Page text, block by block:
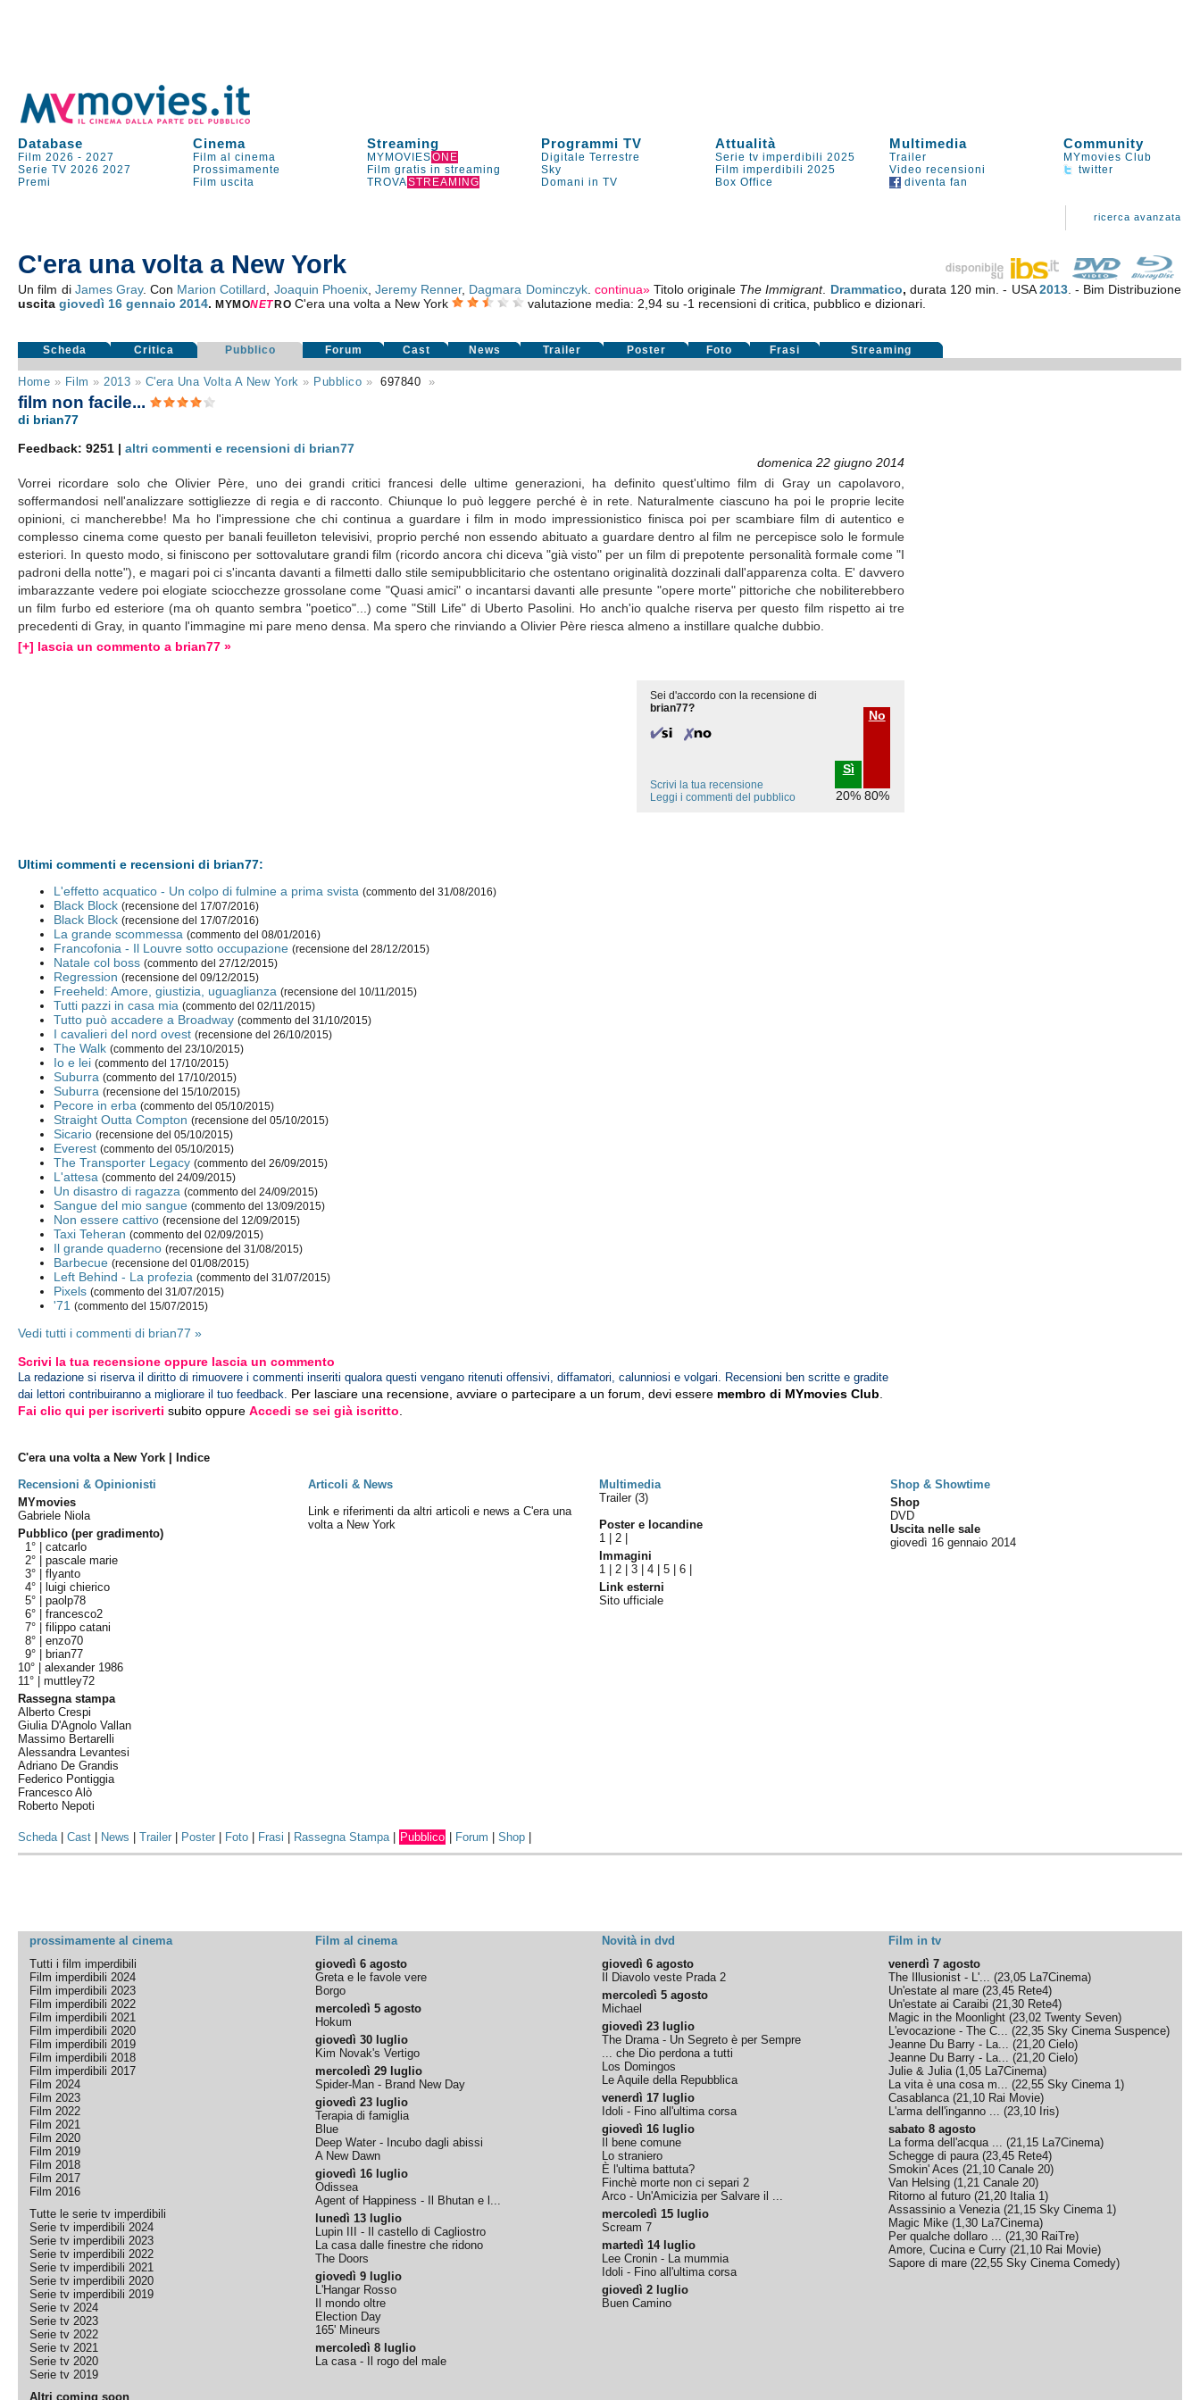
Database Cinema Streaming Programmi TV Attualità Multimedia Community
Film 2026 -2027 Film al cinema MYMOVIESONE Digitale Terrestre Serie tv imperdibili 2025 Trailer
MYmovies Club
Serie TV 2026 2027 Prossimamente Film gratis in streaming Sky Film imperdibili 2025 Video recensioni
twitter
Premi
Film uscita TROVASTREAMING Domani in TV Box Office diventa fan
ricerca avanzata
C'era una volta a New York
Un film di James Gray. Con Marion Cotillard Joaquin Phoenix, Jeremy Renner, Dagmara Dominczyk. continua» Titolo originale The Immigrant. Drammatico, durata 120 min. - USA2013. - Bim Distribuzione
uscitagiovedì 16 gennaio 2014.MYMONET RO C'era una volta a New York valutazione media: 2,94 su -1 recensioni di critica, pubblico e dizionari.
Scheda Critica Pubblico Forum Cast News Trailer Poster Foto Frasi Streaming
Home » Film » 2013 » C'era Una Volta A New York » Pubblico » 697840 »
film non facile...
di brian77
Feedback: 9251 |altri commenti e recensioni di brian77
domenica 22 giugno 2014
Vorrei ricordare solo che Olivier Père, uno dei grandi critici francesi delle ultime generazioni, ha definito quest'ultimo film di Gray un capolavoro,
soffermandosi nell'analizzare sottigliezze di regia e di racconto. Chiunque lo può leggere perché è in rete. Naturalmente ciascuno ha poi le proprie lecite
opinioni, ci mancherebbe! Ma ho l'impressione che chi continua a guardare i film in modo impressionistico finisca poi per scambiare film di autentico e
complesso cinema come questo per banali feuilleton televisivi, proprio perché non essendo abituato a guardare dentro al film ne percepisce solo le formule
esteriori. In questo modo, si finiscono per sottovalutare grandi film (ricordo ancora chi diceva "già visto" per un film di prepotente personalità formale come "I
padroni della notte"), e magari poi ci s'incanta davanti a filmetti dallo stile semipubblicitario che ostentano originalità dozzinali dall'apparenza colta. E' davvero
imbarazzante vedere poi elogiate sciocchezze grossolane come "Quasi amici" o incantarsi davanti alle presunte "opere morte" pittoriche che nobiliterebbero
un film furbo ed esteriore (ma oh quanto sembra "poetico"...) come "Still Life" di Uberto Pasolini. Ho anch'io qualche riserva per questo film rispetto ai tre
precedenti di Gray, in quanto l'immagine mi pare meno densa. Ma spero che rinviando a Olivier Père riesca almeno a instillare qualche dubbio.
[+] lascia un commento a brian77 »
Sei d'accordo con la recensione di
brian77?
Sì
20%
No
80%
Scrivi la tua recensione
Leggi i commenti del pubblico
Ultimi commenti e recensioni di brian77:
L'effetto acquatico - Un colpo di fulmine a prima svista (commento del 31/08/2016)
Black Block (recensione del 17/07/2016)
Black Block (recensione del 17/07/2016)
La grande scommessa (commento del 08/01/2016)
Francofonia - Il Louvre sotto occupazione (recensione del 28/12/2015)
Natale col boss (commento del 27/12/2015)
Regression (recensione del 09/12/2015)
Freeheld: Amore, giustizia, uguaglianza (recensione del 10/11/2015)
Tutti pazzi in casa mia (commento del 02/11/2015)
Tutto può accadere a Broadway (commento del 31/10/2015)
I cavalieri del nord ovest (recensione del 26/10/2015)
The Walk (commento del 23/10/2015)
Io e lei (commento del 17/10/2015)
Suburra (commento del 17/10/2015)
Suburra (recensione del 15/10/2015)
Pecore in erba (commento del 05/10/2015)
Straight Outta Compton (recensione del 05/10/2015)
Sicario (recensione del 05/10/2015)
Everest (commento del 05/10/2015)
The Transporter Legacy (commento del 26/09/2015)
L'attesa (commento del 24/09/2015)
Un disastro di ragazza (commento del 24/09/2015)
Sangue del mio sangue (commento del 13/09/2015)
Non essere cattivo (recensione del 12/09/2015)
Taxi Teheran (commento del 02/09/2015)
Il grande quaderno (recensione del 31/08/2015)
Barbecue (recensione del 01/08/2015)
Left Behind - La profezia (commento del 31/07/2015)
Pixels (commento del 31/07/2015)
'71 (commento del 15/07/2015)
Vedi tutti i commenti di brian77 »
Scrivi la tua recensione oppure lascia un commento
La redazione si riserva il diritto di rimuovere i commenti inseriti qualora questi vengano ritenuti offensivi, diffamatori, calunniosi e volgari. Recensioni ben scritte e gradite
dai lettori contribuiranno a migliorare il tuo feedback. Per lasciare una recensione, avviare o partecipare a un forum, devi essere membro di MYmovies Club
Fai clic qui per iscriverti subito oppureAccedi se sei già iscritto
C'era una volta a New York | Indice
Recensioni & Opinionisti
Articoli & News Multimedia
Shop & Showtime
MYmovies
Gabriele Niola
Pubblico (per gradimento)
1° |catcarlo
2° |pascale marie
3° |flyanto
4° |
luigi chierico
5° |paolp78
6° |francesco2
7° |filippo catani
8° |enzo70
9° |
brian77
10° |alexander 1986
11° |muttley72
Rassegna stampa
Alberto Crespi
Giulia D'Agnolo Vallan
Massimo Bertarelli
Alessandra Levantesi
Adriano De Grandis
Federico Pontiggia
Francesco Alò
Roberto Nepoti
Link e riferimenti da altri articoli e news a C'era una
volta a New York
Trailer (3)
Poster e locandine
1 |2
Immagini
1 |2 |3 |4 |5 |6
Link esterni
Sito ufficiale
Shop
DVD
Uscita nelle sale
giovedì 16 gennaio 2014
Scheda|Cast News |Trailer Poster Foto Frasi Rassegna Stampa| Pubblico Forum |Shop
prossimamente al cinema Film al cinema Novità in dvd
Film in tv
Tutti i film imperdibili
Film imperdibili 2024
Film imperdibili 2023
Film imperdibili 2022
Film imperdibili 2021
Film imperdibili 2020
Film imperdibili 2019
Film imperdibili 2018
Film imperdibili 2017
Film 2024
Film 2023
Film 2022
Film 2021
Film 2020
Film 2019
Film 2018
Film 2017
Film 2016
Tutte le serie tv imperdibili
Serie tv imperdibili 2024
Serie tv imperdibili 2023
Serie tv imperdibili 2022
Serie tv imperdibili 2021
Serie tv imperdibili 2020
Serie tv imperdibili 2019
Serie tv 2024
Serie tv 2023
Serie tv 2022
Serie tv 2021
Serie tv 2020
Serie tv 2019
Altri coming soon
giovedì 6 agosto
Greta e le favole vere
Borgo
mercoledì 5 agosto
Hokum
giovedì 30 luglio
Kim Novak's Vertigo
mercoledì 29 luglio
Spider-Man - Brand New Day
giovedì 23 luglio
Terapia di famiglia
Blue
Deep Water - Incubo dagli abissi
A New Dawn
giovedì 16 luglio
Odissea
Agent of Happiness - Il Bhutan e l...
lunedì 13 luglio
Lupin III - Il castello di Cagliostro
La casa dalle finestre che ridono
The Doors
giovedì 9 luglio
L'Hangar Rosso
Il mondo oltre
Election Day
165' Mineurs
mercoledì 8 luglio
La casa - Il rogo del male
giovedì 6 agosto
Il Diavolo veste Prada 2
mercoledì 5 agosto
Michael
giovedì 23 luglio
The Drama - Un Segreto è per Sempre
... che Dio perdona a tutti
Los Domingos
Le Aquile della Repubblica
venerdì 17 luglio
Idoli - Fino all'ultima corsa
giovedì 16 luglio
Il bene comune
Lo straniero
È l'ultima battuta?
Finchè morte non ci separi 2
Arco - Un'Amicizia per Salvare il ...
mercoledì 15 luglio
Scream 7
martedì 14 luglio
Lee Cronin - La mummia
Idoli - Fino all'ultima corsa
giovedì 2 luglio
Buen Camino
venerdì 7 agosto
The Illusionist - L'... (23,05 La7Cinema)
Un'estate al mare (23,45 Rete4)
Un'estate ai Caraibi (21,30 Rete4)
Magic in the Moonlight (23,02 Twenty Seven)
L'evocazione - The C... (22,35 Sky Cinema Suspence)
Jeanne Du Barry - La... (21,20 Cielo)
Jeanne Du Barry - La... (21,20 Cielo)
Julie & Julia(1,05 La7Cinema)
La vita è una cosa m... (22,55 Sky Cinema 1)
Casablanca(21,10 Rai Movie)
L'arma dell'inganno ... (23,10 Iris)
sabato 8 agosto
La forma dell'acqua ... (21,15 La7Cinema)
Schegge di paura(23,45 Rete4)
Smokin' Aces (21,10 Canale 20)
Van Helsing (1,21 Canale 20)
Ritorno al futuro (21,20 Italia 1)
Assassinio a Venezia(21,15 Sky Cinema 1)
Magic Mike (1,30 La7Cinema)
Per qualche dollaro ... (21,30 RaiTre)
Amore, Cucina e Curry (21,10 Rai Movie)
Sapore di mare (22,55 Sky Cinema Comedy)